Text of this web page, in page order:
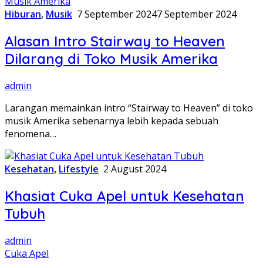
Hiburan, Musik 7 September 20247 September 2024
Alasan Intro Stairway to Heaven
Dilarang di Toko Musik Amerika
admin
Larangan memainkan intro “Stairway to Heaven” di toko
musik Amerika sebenarnya lebih kepada sebuah
fenomena…
Kesehatan, Lifestyle 2 August 2024
Khasiat Cuka Apel untuk Kesehatan
Tubuh
admin
Cuka Apel